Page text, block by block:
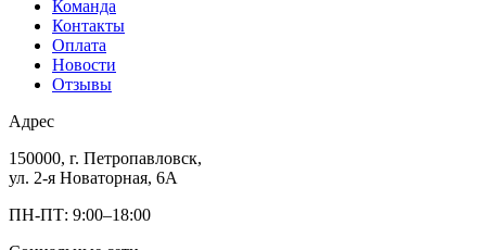
Команда
Контакты
Оплата
Новости
Отзывы
Адрес
150000, г. Петропавловск,
ул. 2-я Новаторная, 6А
ПН-ПТ: 9:00–18:00